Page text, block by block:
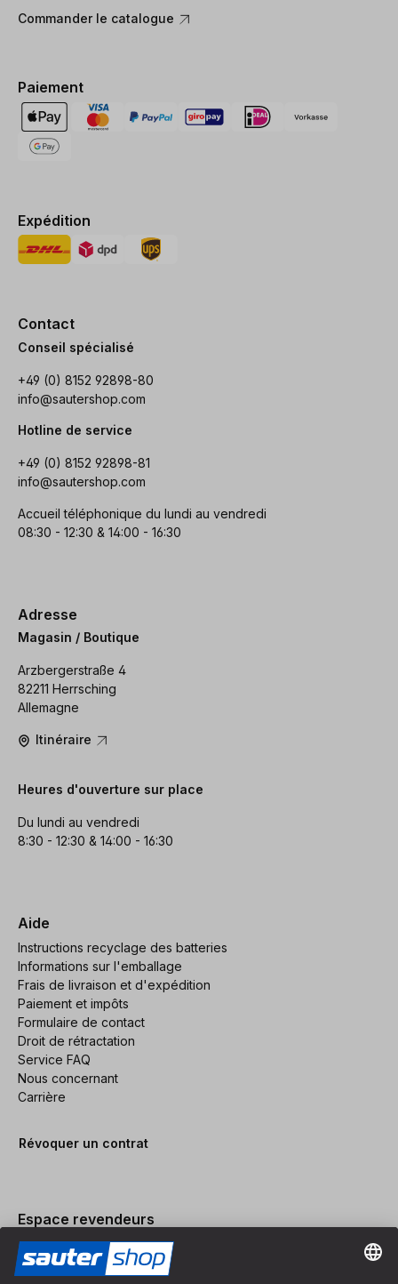
Commander le catalogue
Paiement
Expédition
Contact
Conseil spécialisé
+49 (0) 8152 92898-80
info@sautershop.com
Hotline de service
+49 (0) 8152 92898-81
info@sautershop.com
Accueil téléphonique du lundi au vendredi
08:30 - 12:30 & 14:00 - 16:30
Adresse
Magasin / Boutique
Arzbergerstraße 4
82211 Herrsching
Allemagne
Itinéraire
Heures d'ouverture sur place
Du lundi au vendredi
8:30 - 12:30 & 14:00 - 16:30
Aide
Instructions recyclage des batteries
Informations sur l'emballage
Frais de livraison et d'expédition
Paiement et impôts
Formulaire de contact
Droit de rétractation
Service FAQ
Nous concernant
Carrière
Révoquer un contrat
Espace revendeurs
Devenir revendeur